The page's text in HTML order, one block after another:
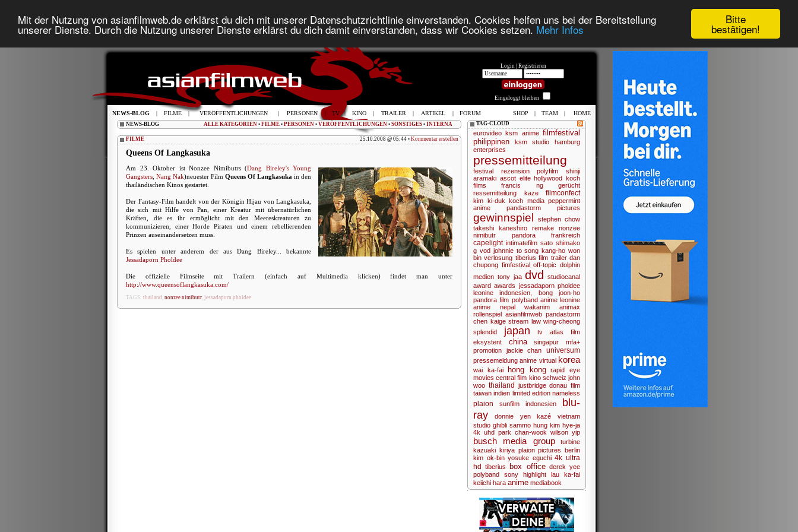
Bitte
bestätigen!
Mit der Nutzung von asianfilmweb.de erklärst du dich mit unserer Datenschutzrichtlinie einverstanden. Cookies helfen uns bei der Bereitstellung
unserer Dienste. Durch die Nutzung unserer Dienste erklärst du dich damit einverstanden, dass wir Cookies setzen. Mehr Infos
NEWS-BLOG | FILME | VERÖFFENTLICHUNGEN | PERSONEN | TV | KINO | TRAILER | ARTIKEL | FORUM SHOP | TEAM | HOME
Login | Registrieren
Eingeloggt bleiben
ALLE KATEGORIEN • FILME • PERSONEN • VERÖFFENTLICHUNGEN • SONSTIGES • INTERNA
NEWS-BLOG
25.10.2008 @ 05:44 • Kommentar erstellen
FILME
Queens Of Langkasuka
Am 23. Oktober ist Nonzee Nimibutrs (Dang Bireley's Young
Gangsters Nang Nak)neuester Film Queens Of Langkasuka in den
thailändischen Kinos gestartet.
Der Fantasy-Film handelt von der Königin Hijau von Langkasuka,
die sich mit Hilfe von Pan, einer Kreatur mit übernatürlichen
Kräften, die es ihr ermöglicht mit den Meereskreaturen zu
kommunizieren, einer Horde Piraten und einem rebellierenden
Prinzen auseinandersetzen muss.
Es spielen unter anderem der aus Dang Bireley... bekannte
Jessadaporn Pholdee
Die offizielle Filmseite mit Trailern (einfach auf Multimedia klicken) findet man unter
http://www.queensoflangkasuka.com/
TAGS: thailand , nonzee nimibutr, jessadaporn pholdee
TAG-CLOUD
eurovideo ksm anime filmfestival
philippinen
ksm
studio hamburg
enterprises
pressemitteilung
festival rezension polyfilm
shinji
aramaki ascot elite hollywood koch
films
francis ng
gerücht
ressemitteilung
kaze filmconfect
kim ki-duk koch media peppermint
anime
pandastorm pictures
gewinnspiel
stephen chow
takeshi kaneshiro
remake
nonzee
nimibutr
pandora frankreich
capelight intimatefilm sato shimako
g vod johnnie to song kang-ho won
bin verlosung tiberius film trailer dan
chupong fimfestival off-topic dolphin
medien tony jaa dvd
studiocanal
award awards jessadaporn pholdee
leonine
indonesien,
bong joon-ho
pandora film polyband anime leonine
anime
nepal wakanim
animax
rollenspiel asianfilmweb pandastorm
chen kaige stream law wing-cheong
splendid
japan tv
atlas film
eksystent
china singapur
mfa+
promotion
jackie chan universum
pressemeldung anime virtual korea
wai ka-fai hong kong
rapid eye
movies central film kino schweiz john
woo thailand justbridge donau film
taiwan indien limited edition nameless
plaion sunfilm indonesien
blu-
ray
donnie yen kazé
vietnam
studio ghibli sammo hung kim hye-ja
4k uhd park chan-wook wilson yip
busch media group
turbine
kazuaki kiriya plaion pictures berlin
kim ok-bin yosuke eguchi 4k ultra
hd
tiberius box office derek yee
polyband
sony highlight
lau ka-fai
keiichi hara anime mediabook